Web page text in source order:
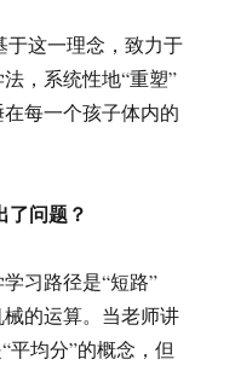
于这一理念，致力于
，系统性地“重塑”
每一个孩子体内的
了问题？
习路径是“短路”
的运算。当老师讲
平均分”的概念，但